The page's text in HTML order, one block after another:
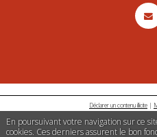
En poursuivant votre navigation sur ce
cookies. Ces derniers assurent le bon
Déclarer un contenu illicite |